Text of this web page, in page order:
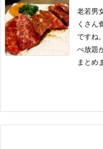
老若男
くさん
ですね。
べ放題
まとめ